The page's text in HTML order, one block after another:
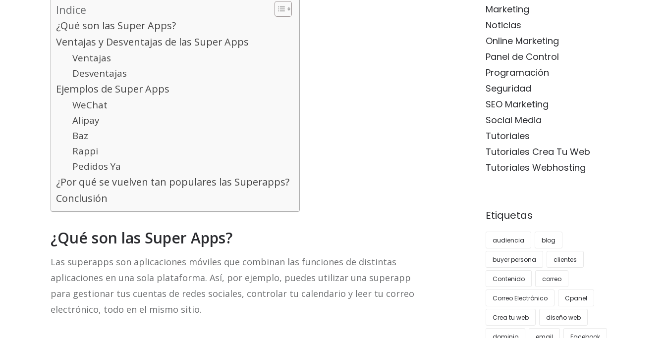
Indice
¿Qué son las Super Apps?
Ventajas y Desventajas de las Super Apps
Ventajas
Desventajas
Ejemplos de Super Apps
WeChat
Alipay
Baz
Rappi
Pedidos Ya
¿Por qué se vuelven tan populares las Superapps?
Conclusión
¿Qué son las Super Apps?
Las superapps son aplicaciones móviles que combinan las funciones de distintas
aplicaciones en una sola plataforma. Así, por ejemplo, puedes utilizar una superapp
para gestionar tus cuentas de redes sociales, controlar tu calendario y leer tu correo
electrónico, todo en el mismo sitio.
Marketing
Noticias
Online Marketing
Panel de Control
Programación
Seguridad
SEO Marketing
Social Media
Tutoriales
Tutoriales Crea Tu Web
Tutoriales Webhosting
Etiquetas
audiencia blog
buyer persona clientes
Contenido correo
Correo Electrónico Cpanel
Crea tu web diseño web